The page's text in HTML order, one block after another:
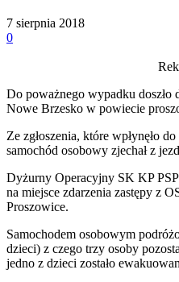
7 sierpnia 2018
0
Do poważnego wypadku doszło
Nowe Brzesko w powiecie
Ze zgłoszenia, które wpłynęło
samochód osobowy zjechał z
Dyżurny Operacyjny SK KP
na miejsce zdarzenia zastępy z
Proszowice.
Samochodem osobowym
dzieci) z czego trzy osoby
jedno z dzieci zostało